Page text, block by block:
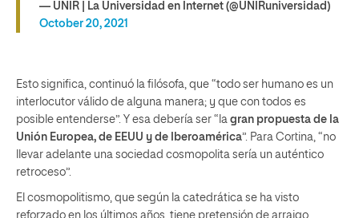
— UNIR | La Universidad en Internet (@UNIRuniversidad)
October 20, 2021
Esto significa, continuó la filósofa, que “todo ser humano es un
interlocutor válido de alguna manera; y que con todos es
posible entenderse”. Y esa debería ser “la gran propuesta de la
Unión Europea, de EEUU y de Iberoamérica”. Para Cortina, “no
llevar adelante una sociedad cosmopolita sería un auténtico
retroceso”.
El cosmopolitismo, que según la catedrática se ha visto